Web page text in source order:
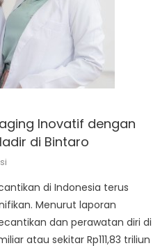
Inovatif dengan
di Bintaro
di Indonesia terus
Menurut laporan
dan perawatan diri di
atau sekitar Rp111,83 triliun